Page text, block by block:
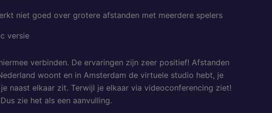
niet goed over grotere afstanden met meerdere spelers
versie
verbinden. De ervaringen zijn zeer positief! Afstanden
woont en in Amsterdam de virtuele studio hebt, je
naast elkaar zit. Terwijl je elkaar via videoconferencing ziet!
zie het als een aanvulling.